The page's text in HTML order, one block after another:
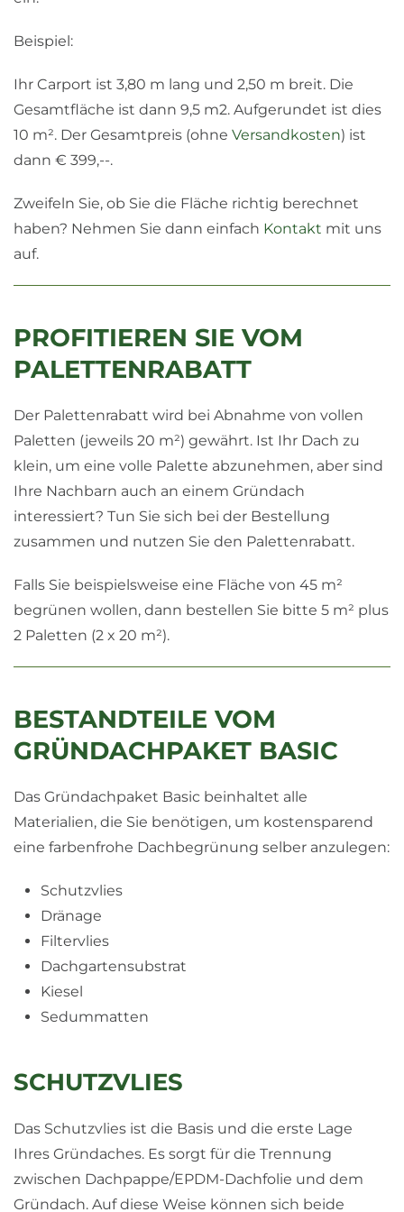
Beispiel:
Ihr Carport ist 3,80 m lang und 2,50 m breit. Die
Gesamtfläche ist dann 9,5 m2. Aufgerundet ist dies
10 m². Der Gesamtpreis (ohne Versandkosten) ist
dann € 399,--.
Zweifeln Sie, ob Sie die Fläche richtig berechnet
haben? Nehmen Sie dann einfach Kontakt mit uns
auf.
PROFITIEREN SIE VOM
PALETTENRABATT
Der Palettenrabatt wird bei Abnahme von vollen
Paletten (jeweils 20 m²) gewährt. Ist Ihr Dach zu
klein, um eine volle Palette abzunehmen, aber sind
Ihre Nachbarn auch an einem Gründach
interessiert? Tun Sie sich bei der Bestellung
zusammen und nutzen Sie den Palettenrabatt.
Falls Sie beispielsweise eine Fläche von 45 m²
begrünen wollen, dann bestellen Sie bitte 5 m² plus
2 Paletten (2 x 20 m²).
BESTANDTEILE VOM
GRÜNDACHPAKET BASIC
Das Gründachpaket Basic beinhaltet alle
Materialien, die Sie benötigen, um kostensparend
eine farbenfrohe Dachbegrünung selber anzulegen:
Schutzvlies
Dränage
Filtervlies
Dachgartensubstrat
Kiesel
Sedummatten
SCHUTZVLIES
Das Schutzvlies ist die Basis und die erste Lage
Ihres Gründaches. Es sorgt für die Trennung
zwischen Dachpappe/EPDM-Dachfolie und dem
Gründach. Auf diese Weise können sich beide